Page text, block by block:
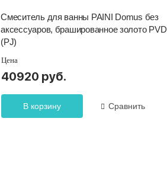
Смеситель для ванны PAINI Domus без
аксессуаров, брашированное золото PVD
(PJ)
Цена
40920 руб.
В корзину Сравнить